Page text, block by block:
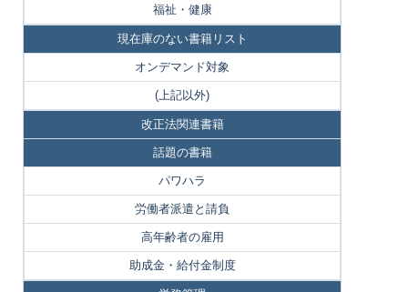
福祉・健康
現在庫のない書籍リスト
オンデマンド対象
(上記以外)
改正法関連書籍
話題の書籍
パワハラ
労働者派遣と請負
高年齢者の雇用
助成金・給付金制度